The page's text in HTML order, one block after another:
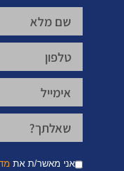
אני מאשר/ת את